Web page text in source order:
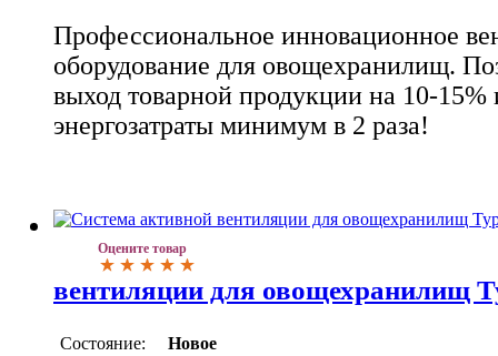
Профессиональное инновационное
оборудование для овощехранилищ.
выход товарной продукции на 10-15%
энергозатраты минимум в 2 раза!
Оцените товар
вентиляции для овощехранилищ
Состояние:
Новое